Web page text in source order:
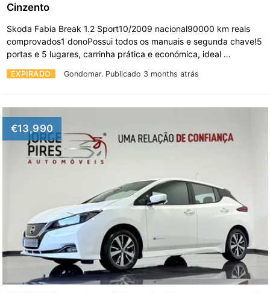
EXPIRADO Gondomar. Publicado 3 months atrás
Cinzento
Skoda Fabia Break 1.2 Sport10/2009 nacional90000 km reais
comprovados1 donoPossui todos os manuais e segunda chave!5
portas e 5 lugares, carrinha prática e económica, ideal …
€13,990